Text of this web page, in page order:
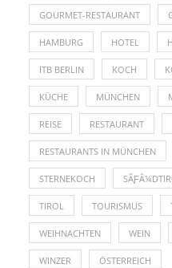
GOURMET-RESTAURANT
HAMBURG HOTEL
ITB BERLIN KOCH
KÜCHE MÜNCHEN
REISE RESTAURANT
RESTAURANTS IN MÜNCHEN
STERNEKOCH
TIROL TOURISMUS
WEIHNACHTEN WEIN
WINZER ÖSTERREICH